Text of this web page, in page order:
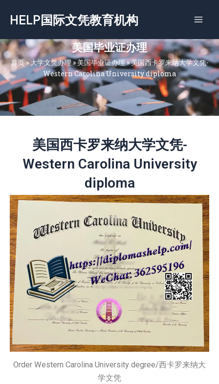
容
HELP国际文凭教育机构
美国毕业证办理
首页»大学文凭办理»美国毕业证办理»美国西卡罗来纳大学文凭-
Western Carolina University diploma
美国西卡罗来纳大学文凭-
Western Carolina University
diploma
Order Western Carolina University degree/西卡罗来纳大
学文凭